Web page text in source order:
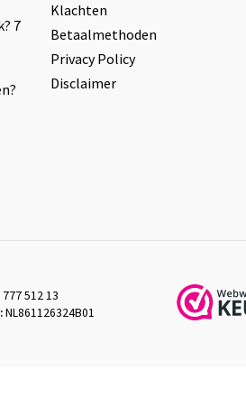
7
Klachten
Betaalmethoden
Privacy Policy
Disclaimer
777 512 13
NL861126324B01